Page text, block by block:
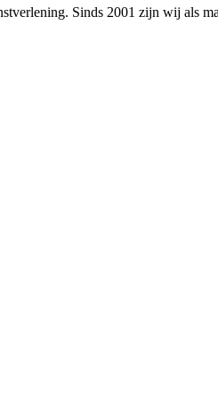
Sinds 2001 zijn wij als